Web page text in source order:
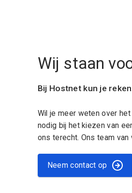
Wij staan
Bij Hostnet kun je
Wil je meer weten over
nodig bij het kiezen van
ons terecht. Ons team
Neem contact op